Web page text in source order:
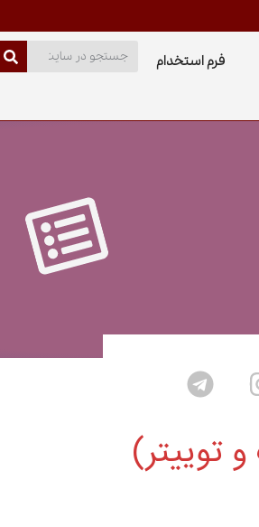
فرم استخدام
توییتر)